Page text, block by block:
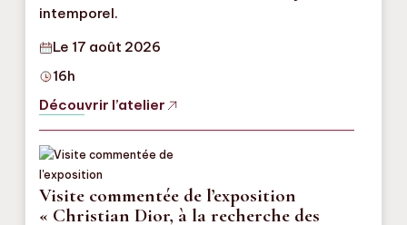
intemporel.
Le 17 août 2026
16h
Découvrir l’atelier
Visite commentée de l’exposition
« Christian Dior, à la recherche des